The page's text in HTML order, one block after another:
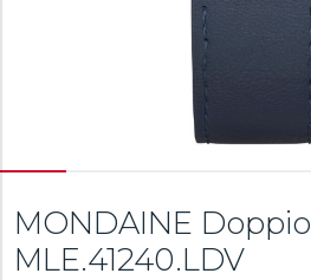
MONDAINE Doppio
MLE.41240.LDV